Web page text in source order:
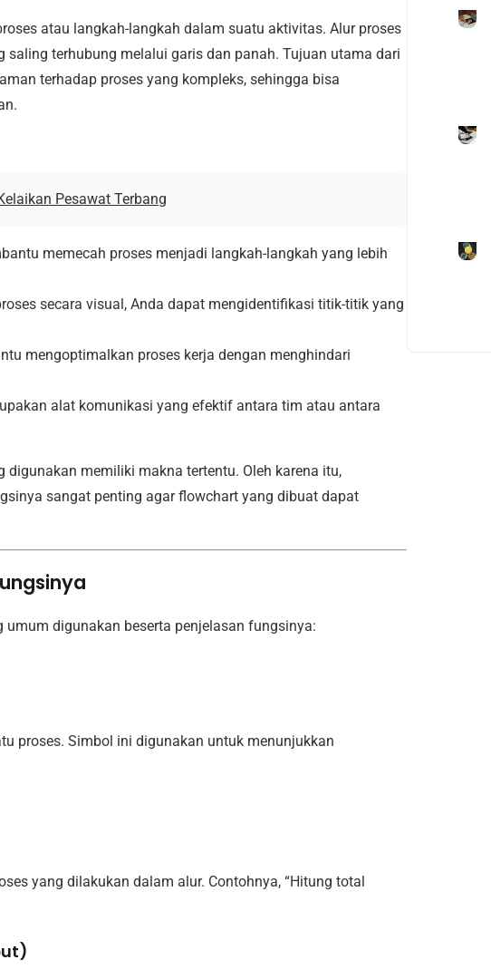
atau langkah-langkah dalam suatu aktivitas. Alur proses
terhubung melalui garis dan panah. Tujuan utama dari
terhadap proses yang kompleks, sehingga bisa
Pesawat Terbang
memecah proses menjadi langkah-langkah yang lebih
secara visual, Anda dapat mengidentifikasi titik-titik yang
mengoptimalkan proses kerja dengan menghindari
alat komunikasi yang efektif antara tim atau antara
memiliki makna tertentu. Oleh karena itu,
sangat penting agar flowchart yang dibuat dapat
digunakan beserta penjelasan fungsinya:
proses. Simbol ini digunakan untuk menunjukkan
yang dilakukan dalam alur. Contohnya, “Hitung total